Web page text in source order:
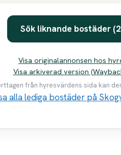
Sök liknande bostäder
Visa originalannonsen hos
Visa arkiverad version
från hyresvärdens sida kan
alla lediga bostäder på